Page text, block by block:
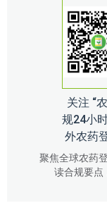
关注 “
规24小
外农药
聚焦全球农药
读合规要点